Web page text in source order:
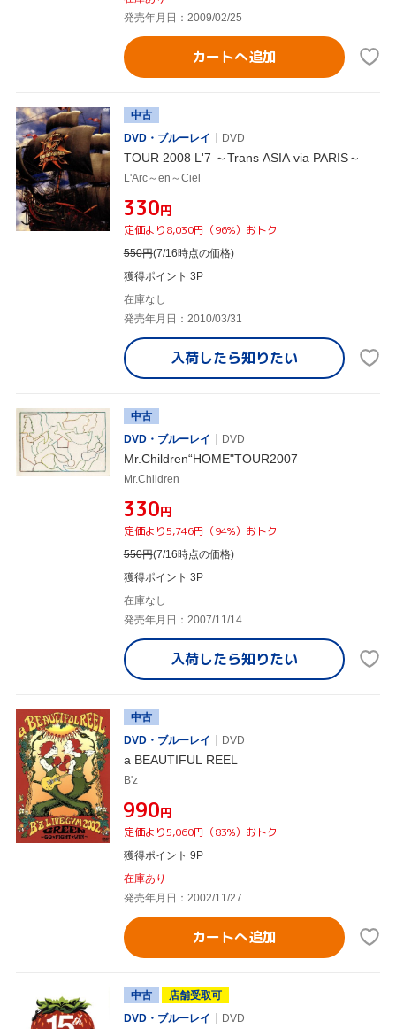
発売年月日：2009/02/25
カートへ追加
中古
DVD・ブルーレイ
DVD
TOUR 2008 L'7 ～Trans ASIA via PARIS～
L'Arc～en～Ciel
¥330円
定価より8,030円（96%）おトク
550円(7/16時点の価格)
獲得ポイント 3P
在庫なし
発売年月日：2010/03/31
入荷したら知りたい
中古
DVD・ブルーレイ
DVD
Mr.Children“HOME"TOUR2007
Mr.Children
¥330円
定価より5,746円（94%）おトク
550円(7/16時点の価格)
獲得ポイント 3P
在庫なし
発売年月日：2007/11/14
入荷したら知りたい
中古
DVD・ブルーレイ
DVD
a BEAUTIFUL REEL
B'z
¥990円
定価より5,060円（83%）おトク
獲得ポイント 9P
在庫あり
発売年月日：2002/11/27
カートへ追加
中古
店舗受取可
DVD・ブルーレイ
DVD